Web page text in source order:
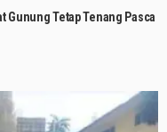
Gunung Tetap Tenang Pasca